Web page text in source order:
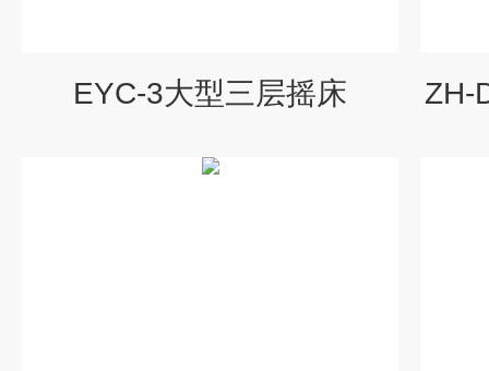
EYC-3大型三层摇床 ZH-